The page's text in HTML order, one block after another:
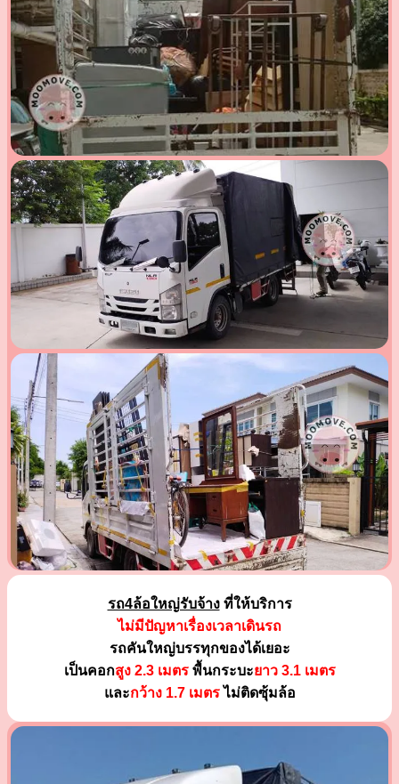
รถ4ล้อใหญ่รับจ้างที่ให้บริการ
ไม่มีปัญหาเรื่องเวลาเดินรถ
รถคันใหญ่บรรทุกของได้เยอะ
เป็นคอกสูง 2.3 เมตรพื้นกระบะยาว 3.1 เมตร
และกว้าง 1.7 เมตรไม่ติดซุ้มล้อ